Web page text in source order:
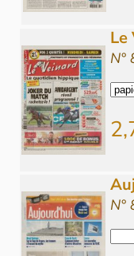
Le
N°
N°